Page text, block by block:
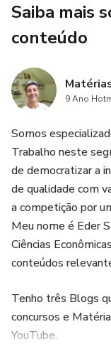
Saiba mais
conteúdo
9 Ano
Somos
Trabalho neste
de democratizar a
de qualidade com
a competição por
Meu nome é Eder
Ciências
conteúdos
Tenho três Blogs
concursos e
YouTube.